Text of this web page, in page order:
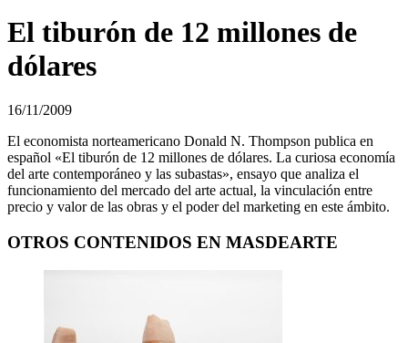
El tiburón de 12 millones de
dólares
16/11/2009
El economista norteamericano Donald N. Thompson publica en
español «El tiburón de 12 millones de dólares. La curiosa economía
del arte contemporáneo y las subastas», ensayo que analiza el
funcionamiento del mercado del arte actual, la vinculación entre
precio y valor de las obras y el poder del marketing en este ámbito.
OTROS CONTENIDOS EN MASDEARTE